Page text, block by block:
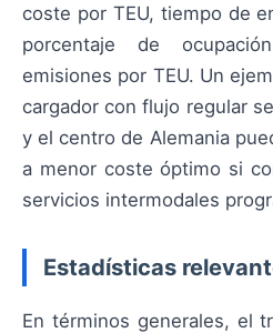
coste por TEU, tiempo de
porcentaje de
emisiones por TEU. Un
cargador con flujo regular
y el centro de Alemania
a menor coste óptimo si
servicios intermodales
Estadísticas
En términos generales, el